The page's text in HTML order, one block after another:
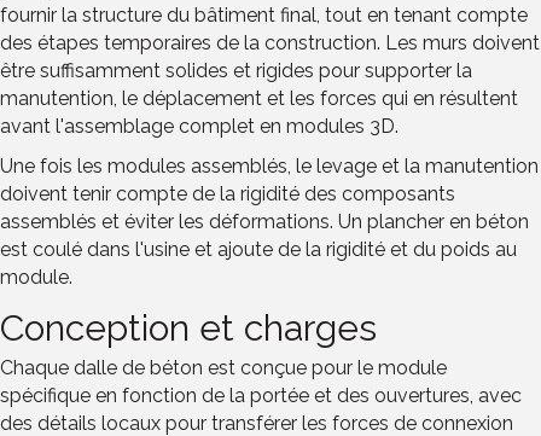
fournir la structure du bâtiment final, tout en tenant compte
des étapes temporaires de la construction. Les murs doivent
être suffisamment solides et rigides pour supporter la
manutention, le déplacement et les forces qui en résultent
avant l'assemblage complet en modules 3D.
Une fois les modules assemblés, le levage et la manutention
doivent tenir compte de la rigidité des composants
assemblés et éviter les déformations. Un plancher en béton
est coulé dans l'usine et ajoute de la rigidité et du poids au
module.
Conception et charges
Chaque dalle de béton est conçue pour le module
spécifique en fonction de la portée et des ouvertures, avec
des détails locaux pour transférer les forces de connexion